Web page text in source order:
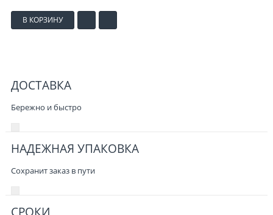
В КОРЗИНУ
ДОСТАВКА
Бережно и быстро
НАДЕЖНАЯ УПАКОВКА
Сохранит заказ в пути
СРОКИ